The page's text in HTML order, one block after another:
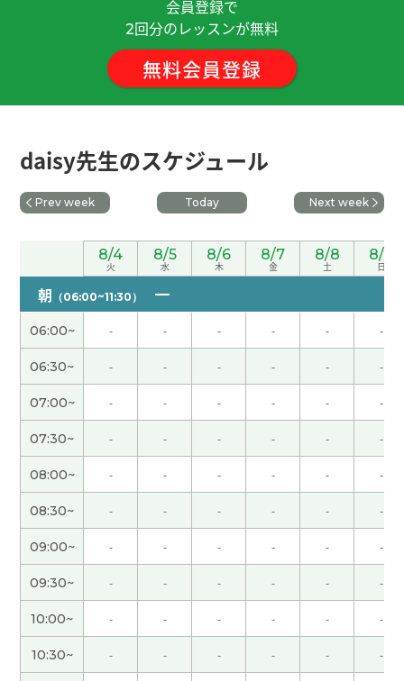
题非常有趣。今后也请多多指教。( 50代 男性 )
谢谢老师！ 好久不见了 还是和你一起上课很开心 下
( 男性 )
今天的聊天也很开心，下次见！( 男性 )
谢谢老师 根据国家工作方式是完全不一样 这是有趣
的地方，也是痛苦的地方。还有很多跟你分享的事
情 下次告诉你哦
好久不见 今天的话题也非常有意思了 还有很多想跟
你分享的 下次再聊吧( 男性 )
谢谢您给我上课。好久没有上课，见到您就很开
心，跟您聊天也很开心。您有前进新的阶段，期待
您工作越来越发展。 谢谢您的赞美，您给我说的就
我会继续努力加油！期待下次再见，谢谢！
谢谢，每次和您见面都很开心。期待下次再见!
谢谢您的课。出差的时候，晚上有自由时间。所以
我每次去有好吃菜的店和好喝酒的店。下次再见！
男性 )
谢谢你经常帮助我 ( 男性 )
会員登録で
2回分のレッスンが無料
無料会員登録
daisy先生のスケジュール
Prev week Today Next week
8/4
火
8/5
水
8/6
木
8/7
金
8/8
土
8/9
日
朝 （06:00~11:30）
06:00~ - - - - - -
06:30~ - - - - - -
07:00~ - - - - - -
07:30~ - - - - - -
08:00~ - - - - - -
08:30~ - - - - - -
09:00~ - - - - - -
09:30~ - - - - - -
10:00~ - - - - - -
10:30~ - - - - - -